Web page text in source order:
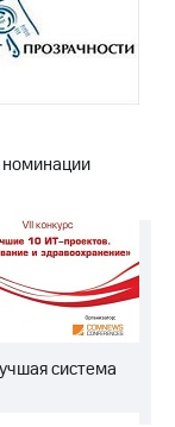
номинации
система